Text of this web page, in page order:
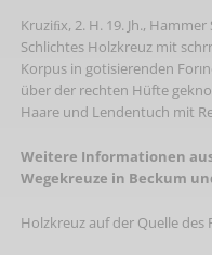
Kruziﬁx, 2. H. 19. Jh.,
Schlichtes Holzkreuz mit
Korpus in gotisierenden
über der rechten Hüfte
Haare und Lendentuch mit
Weitere Informationen
Wegekreuze in Beckum
Holzkreuz auf der Quelle des